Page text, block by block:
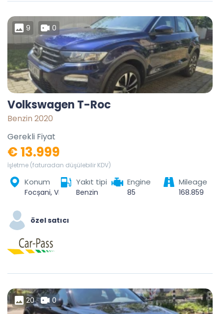
9 0
Volkswagen T-Roc
Benzin 2020
Gerekli Fiyat
€ 13.999
İşletme (faturadan düşülebilir KDV)
Konum Yakıt tipi
Benzin
Engine
85
Mileage
168.859
özel satıcı
20 0